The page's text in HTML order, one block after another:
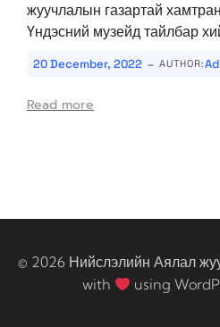
жуучлалын газартай
Үндэсний музейд тайлбар
20 December, 2022 - AUTHOR:
Read more
© 2026 Нийслэлийн Аялал
with
using